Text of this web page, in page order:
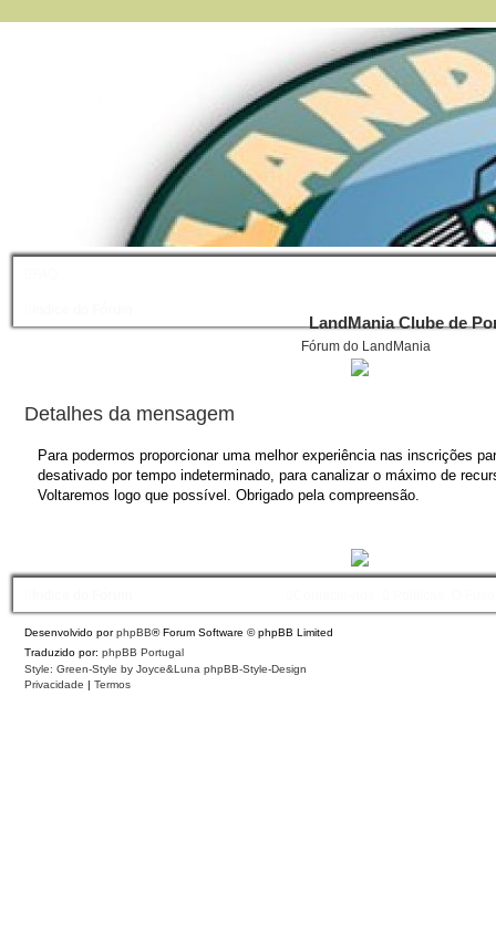
LandMania Clube de
Fórum do LandMania
Detalhes da mensagem
Para podermos proporcionar uma melhor experiência nas inscrições
desativado por tempo indeterminado, para canalizar o máximo de
Voltaremos logo que possível. Obrigado pela compreensão.
Desenvolvido porphpBB® Forum Software © phpBB Limited
Traduzido por: phpBB Portugal
Style: Green-Style by Joyce&Luna phpBB-Style-Design
Privacidade | Termos